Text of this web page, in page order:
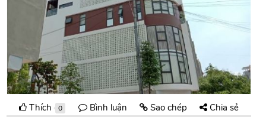
Thích 0 Bình luận Sao chép Chia sẻ